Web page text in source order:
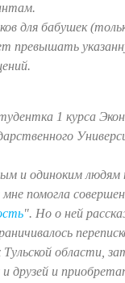
для бабушек
превышать
1 курса
и одиноким людям
помогла
". Но о ней
области,
друзей и